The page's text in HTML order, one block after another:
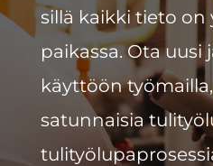
sillä kaikki tieto on
paikassa. Ota uusi
käyttöön
satunnaisia